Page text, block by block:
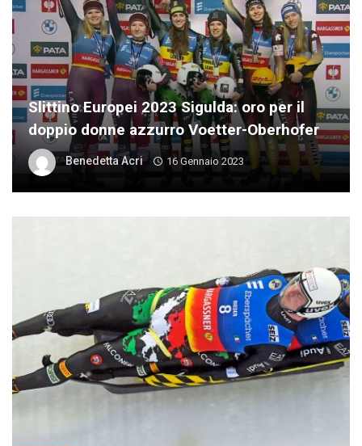
Slittino Europei 2023 Sigulda: oro per il
doppio donne azzurro Voetter-Oberhofer
Benedetta Acri 16 Gennaio 2023